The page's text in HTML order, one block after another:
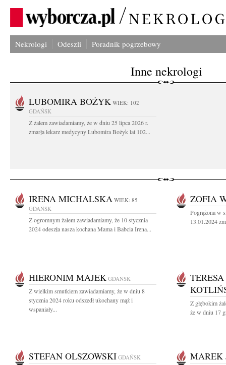
Nekrologi Odeszli Poradnik pogrzebowy
Inne nekrologi
LUBOMIRA BOŻYK WIEK: 102
GDAŃSK
Z żalem zawiadamiamy, że w dniu 25 lipca 2026 r.
zmarła lekarz medycyny Lubomira Bożyk lat 102...
IRENA MICHALSKA WIEK: 85
GDAŃSK
Z ogromnym żalem zawiadamiamy, że 10 stycznia
2024 odeszła nasza kochana Mama i Babcia Irena...
ZOFIA
Pogrążona w
13.01.2024
HIERONIM MAJEK GDAŃSK
Z wielkim smutkiem zawiadamiamy, że w dniu 8
stycznia 2024 roku odszedł ukochany mąż i
wspaniały...
Z głębokim
że w dniu 17
STEFAN OLSZOWSKI GDAŃSK MAREK